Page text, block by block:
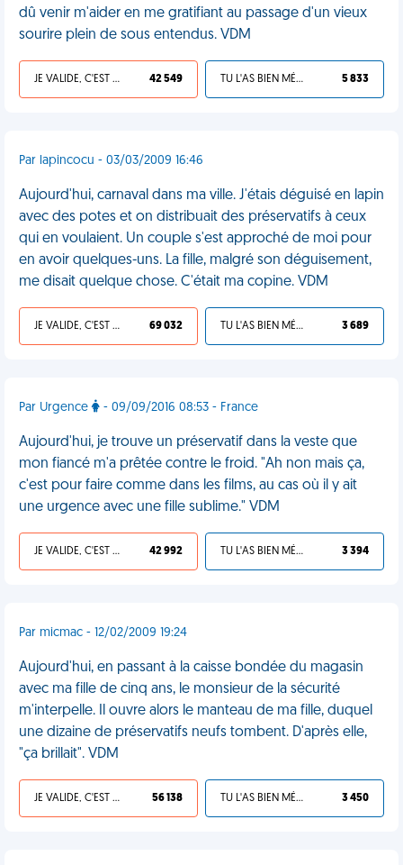
dû venir m'aider en me gratifiant au passage d'un vieux
sourire plein de sous entendus. VDM
JE VALIDE, C'EST UNE VDM 42 549 TU L'AS BIEN MÉRITÉ 5 833
Par lapincocu - 03/03/2009 16:46
Aujourd'hui, carnaval dans ma ville. J'étais déguisé en lapin
avec des potes et on distribuait des préservatifs à ceux
qui en voulaient. Un couple s'est approché de moi pour
en avoir quelques-uns. La fille, malgré son déguisement,
me disait quelque chose. C'était ma copine. VDM
JE VALIDE, C'EST UNE VDM 69 032 TU L'AS BIEN MÉRITÉ 3 689
Par Urgence - 09/09/2016 08:53 - France
Aujourd'hui, je trouve un préservatif dans la veste que
mon fiancé m'a prêtée contre le froid. "Ah non mais ça,
c'est pour faire comme dans les films, au cas où il y ait
une urgence avec une fille sublime." VDM
JE VALIDE, C'EST UNE VDM 42 992 TU L'AS BIEN MÉRITÉ 3 394
Par micmac - 12/02/2009 19:24
Aujourd'hui, en passant à la caisse bondée du magasin
avec ma fille de cinq ans, le monsieur de la sécurité
m'interpelle. Il ouvre alors le manteau de ma fille, duquel
une dizaine de préservatifs neufs tombent. D'après elle,
"ça brillait". VDM
JE VALIDE, C'EST UNE VDM 56 138 TU L'AS BIEN MÉRITÉ 3 450